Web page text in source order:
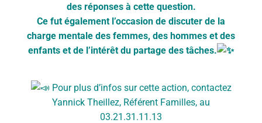
des réponses à cette question.
Ce fut également l’occasion de discuter de la
charge mentale des femmes, des hommes et des
enfants et de l’intérêt du partage des tâches.
Pour plus d’infos sur cette action, contactez
Yannick Theillez, Référent Familles, au
03.21.31.11.13